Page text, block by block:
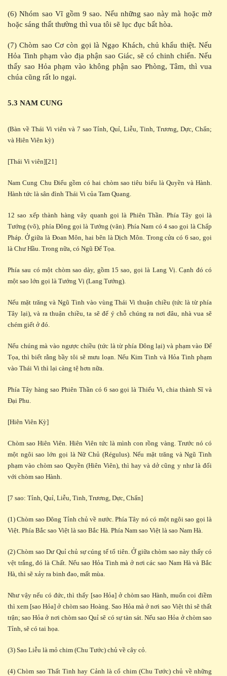
(6) Nhóm sao Vĩ gồm 9 sao. Nếu những sao này mà hoặc mờ
hoặc sáng thất thường thì vua tôi sẽ lục đục bất hòa.
(7) Chòm sao Cơ còn gọi là Ngạo Khách, chủ khẩu thiệt. Nếu
Hỏa Tinh phạm vào địa phận sao Giác, sẽ có chinh chiến. Nếu
thấy sao Hỏa phạm vào không phận sao Phòng, Tâm, thì vua
chúa cũng rất lo ngại.
5.3 NAM CUNG
(Bàn về Thái Vi viên và 7 sao Tỉnh, Quỉ, Liễu, Tinh, Trương, Dực, Chẩn;
và Hiên Viên kỳ)
[Thái Vi viên][21]
Nam Cung Chu Điểu gồm có hai chòm sao tiêu biểu là Quyền và Hành.
Hành tức là sân đình Thái Vi của Tam Quang.
12 sao xếp thành hàng vây quanh gọi là Phiên Thần. Phía Tây gọi là
Tướng (võ), phía Đông gọi là Tướng (văn). Phía Nam có 4 sao gọi là Chấp
Pháp. Ở giữa là Đoan Môn, hai bên là Dịch Môn. Trong cửa có 6 sao, gọi
là Chư Hầu. Trong nữa, có Ngũ Đế Tọa.
Phía sau có một chòm sao dày, gồm 15 sao, gọi là Lang Vị. Cạnh đó có
một sao lớn gọi là Tướng Vị (Lang Tướng).
Nếu mặt trăng và Ngũ Tinh vào vùng Thái Vi thuận chiều (tức là từ phía
Tây lại), và ra thuận chiều, ta sẽ để ý chỗ chúng ra nơi đâu, nhà vua sẽ
chém giết ở đó.
Nếu chúng mà vào ngược chiều (tức là từ phía Đông lại) và phạm vào Đế
Tọa, thì biết rằng bầy tôi sẽ mưu loạn. Nếu Kim Tinh và Hỏa Tinh phạm
vào Thái Vi thì lại càng tệ hơn nữa.
Phía Tây hàng sao Phiên Thần có 6 sao gọi là Thiếu Vi, chia thành Sĩ và
Đại Phu.
[Hiên Viên Kỳ]
Chòm sao Hiên Viên. Hiên Viên tức là mình con rồng vàng. Trước nó có
một ngôi sao lớn gọi là Nữ Chủ (Régulus). Nếu mặt trăng và Ngũ Tinh
phạm vào chòm sao Quyền (Hiên Viên), thì hay và dở cũng y như là đối
với chòm sao Hành.
[7 sao: Tỉnh, Quỉ, Liễu, Tinh, Trương, Dực, Chẩn]
(1) Chòm sao Đông Tỉnh chủ về nước. Phía Tây nó có một ngôi sao gọi là
Việt. Phía Bắc sao Việt là sao Bắc Hà. Phía Nam sao Việt là sao Nam Hà.
(2) Chòm sao Dư Quỉ chủ sự cúng tế tổ tiên. Ở giữa chòm sao này thấy có
vệt trắng, đó là Chất. Nếu sao Hỏa Tinh mà ở nơi các sao Nam Hà và Bắc
Hà, thì sẽ xảy ra binh đao, mất mùa.
Như vậy nếu có đức, thì thấy [sao Hỏa] ở chòm sao Hành, muốn coi điềm
thì xem [sao Hỏa] ở chòm sao Hoàng. Sao Hỏa mà ở nơi sao Việt thì sẽ thất
trận; sao Hỏa ở nơi chòm sao Quỉ sẽ có sự tàn sát. Nếu sao Hỏa ở chòm sao
Tỉnh, sẽ có tai họa.
(3) Sao Liễu là mỏ chim (Chu Tước) chủ về cây cỏ.
(4) Chòm sao Thất Tinh hay Cảnh là cổ chim (Chu Tước) chủ về những